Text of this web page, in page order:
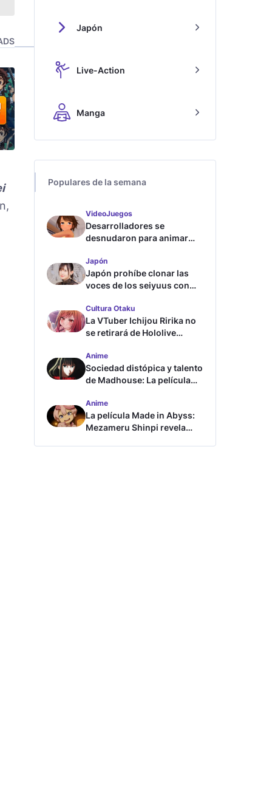
Japón
Live-Action
Manga
Populares de la semana
VideoJuegos
Desarrolladores se
desnudaron para animar
Japón
Japón prohíbe clonar las
voces de los seiyuus con
Cultura Otaku
La VTuber Ichijou Ririka no
se retirará de Hololive
Anime
Sociedad distópica y talento
de Madhouse: La película
tráiler
Anime
La película Made in Abyss:
Mezameru Shinpi revela